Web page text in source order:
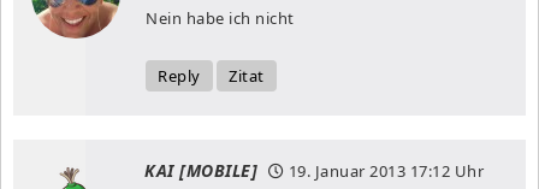
Nein habe ich nicht
Reply Zitat
KAI [MOBILE] 19. Januar 2013 17:12 Uhr